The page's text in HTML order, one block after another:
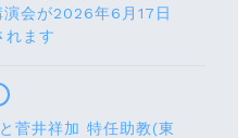
会が2026年6月17⽇
ます
菅井祥加 特任助教(東